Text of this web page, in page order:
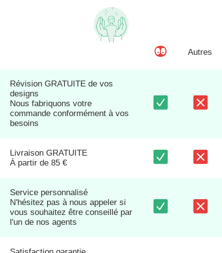
Autres
Révision GRATUITE de vos
designs
Nous fabriquons votre
commande conformément à vos
besoins
Livraison GRATUITE
À partir de 85 €
Service personnalisé
N'hésitez pas à nous appeler si
vous souhaitez être conseillé par
l'un de nos agents